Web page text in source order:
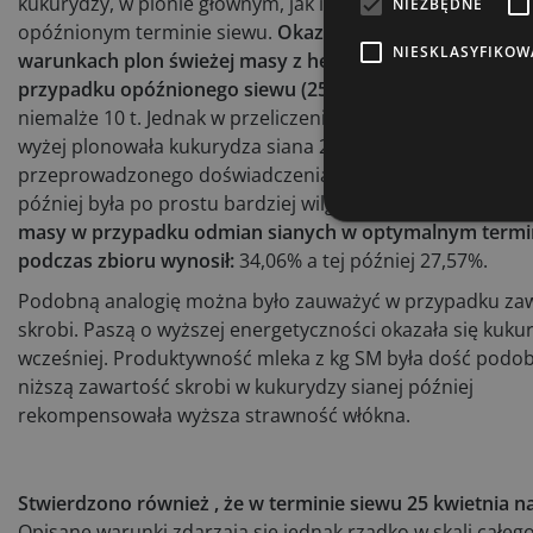
opóźnionym terminie siewu. Okazało się, że przy idealnych
warunkach plon świeżej masy z hektara jest nawet
przypadku opóźnionego siewu (25 maja)
niemalże 10 t. Jednak w przeliczeniu na plon suchej masy
wyżej plonowała kukurydza siana 22 kwietnia. Wyniki
przeprowadzonego doświadczenia są logiczne –
później była po prostu bardziej wilgotna.
masy w przypadku odmian sianych w optymalnym
podczas zbioru wynosił:34,06% a tej później 27,57%.
Podobną analogię można było zauważyć w przypadku
skrobi. Paszą o wyższej energetyczności okazała się
wcześniej. Produktywność mleka z kg SM była dość
niższą zawartość skrobi w kukurydzy sianej później
rekompensowała wyższa strawność włókna.
Stwierdzono również , że w terminie siewu 25 kwietnia